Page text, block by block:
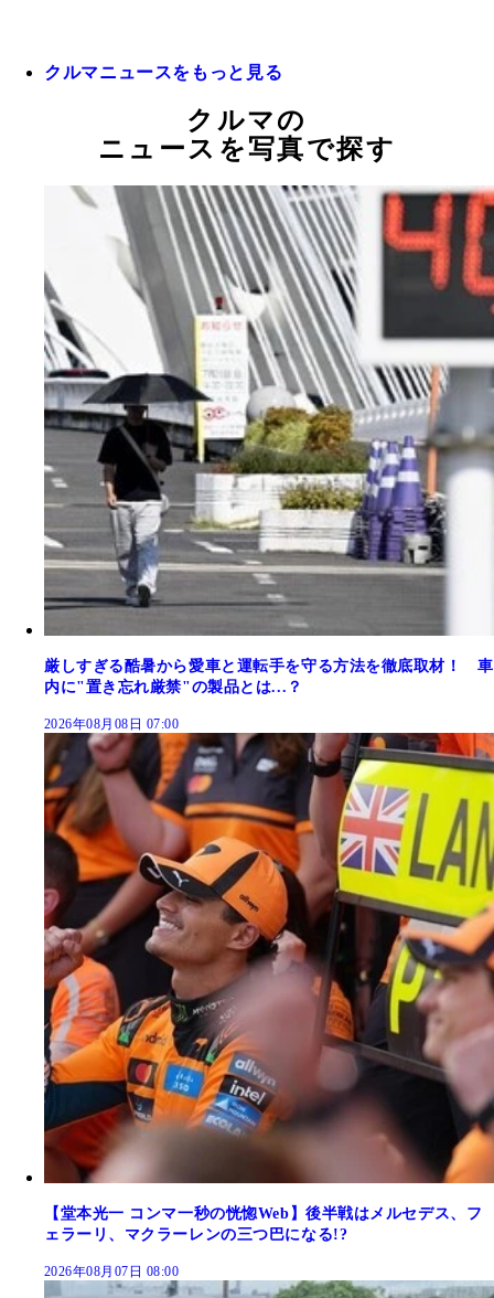
クルマニュースをもっと見る
クルマの
ニュースを写真で探す
厳しすぎる酷暑から愛車と運転手を守る方法を徹底取材！ 車
内に"置き忘れ厳禁"の製品とは...？
2026年08月08日 07:00
【堂本光一 コンマ一秒の恍惚Web】後半戦はメルセデス、フ
ェラーリ、マクラーレンの三つ巴になる!?
2026年08月07日 08:00